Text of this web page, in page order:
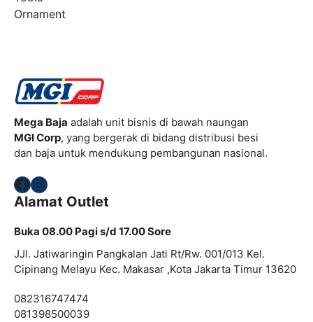
Ornament
Mega Baja adalah unit bisnis di bawah naungan
MGI Corp, yang bergerak di bidang distribusi besi
dan baja untuk mendukung pembangunan nasional.
Facebook
Instagram
Alamat Outlet
Buka 08.00 Pagi s/d 17.00 Sore
JJl. Jatiwaringin Pangkalan Jati Rt/Rw. 001/013 Kel.
Cipinang Melayu Kec. Makasar ,Kota Jakarta Timur 13620
082316747474
081398500039